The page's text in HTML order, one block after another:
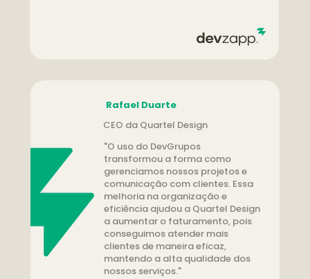
Rafael Duarte
CEO da Quartel Design
"O uso do DevGrupos
transformou a forma como
gerenciamos nossos projetos e
comunicação com clientes. Essa
melhoria na organização e
eficiência ajudou a Quartel Design
a aumentar o faturamento, pois
conseguimos atender mais
clientes de maneira eficaz,
mantendo a alta qualidade dos
nossos serviços."